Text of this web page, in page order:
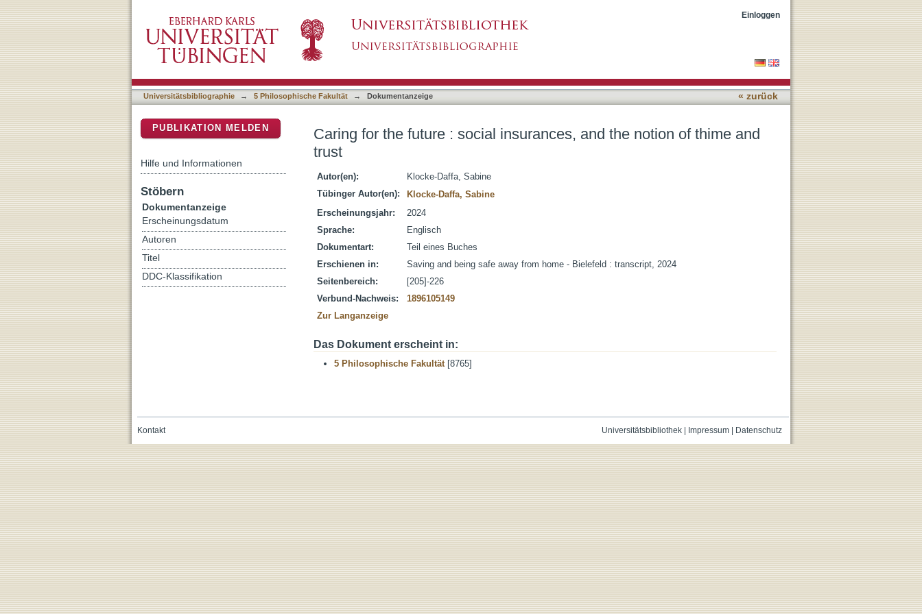
Einloggen
Universitätsbibliographie → 5 Philosophische Fakultät → Dokumentanzeige « zurück
Caring for the future : social insurances, and the notion of thime and
trust
Autor(en):
Klocke-Daffa, Sabine
Tübinger Autor(en):
Klocke-Daffa, Sabine
Erscheinungsjahr:
2024
Sprache:
Englisch
Dokumentart:
Teil eines Buches
Erschienen in:
Saving and being safe away from home - Bielefeld : transcript, 2024
Seitenbereich:
[205]-226
Verbund-Nachweis:
1896105149
Zur Langanzeige
Das Dokument erscheint in:
5 Philosophische Fakultät[8765]
PUBLIKATION MELDEN
Hilfe und Informationen
Stöbern
Dokumentanzeige
Erscheinungsdatum
Autoren
Titel
DDC-Klassifikation
Universitätsbibliothek| Impressum| Datenschutz
Kontakt